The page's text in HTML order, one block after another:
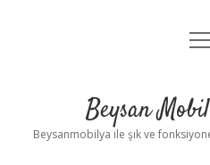
Yasal
Beysan
Beysanmobilya ile şık ve